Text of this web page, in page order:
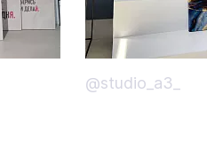
@studio_a3_